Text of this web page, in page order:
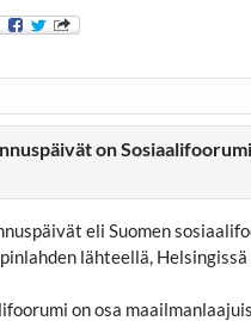
on
eli Suomen
lähteellä, Helsingissä
on osa